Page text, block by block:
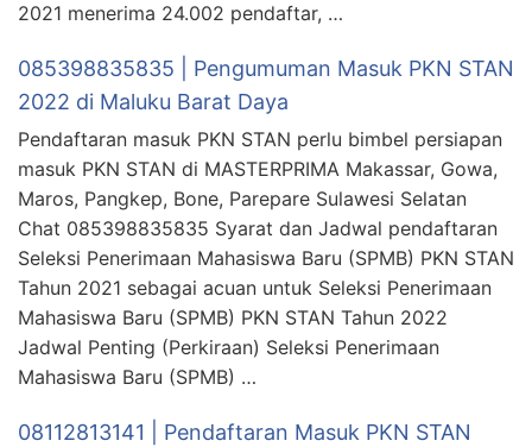
2021 menerima 24.002 pendaftar, …
085398835835 | Pengumuman Masuk PKN STAN
2022 di Maluku Barat Daya
Pendaftaran masuk PKN STAN perlu bimbel persiapan
masuk PKN STAN di MASTERPRIMA Makassar, Gowa,
Maros, Pangkep, Bone, Parepare Sulawesi Selatan
Chat 085398835835 Syarat dan Jadwal pendaftaran
Seleksi Penerimaan Mahasiswa Baru (SPMB) PKN STAN
Tahun 2021 sebagai acuan untuk Seleksi Penerimaan
Mahasiswa Baru (SPMB) PKN STAN Tahun 2022
Jadwal Penting (Perkiraan) Seleksi Penerimaan
Mahasiswa Baru (SPMB) …
08112813141 | Pendaftaran Masuk PKN STAN